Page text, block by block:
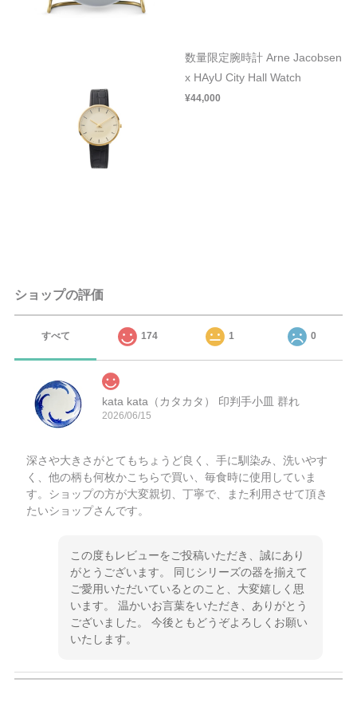
数量限定腕時計 Arne Jacobsen
x HAyU City Hall Watch
¥44,000
ショップの評価
すべて 174 1 0
kata kata（カタカタ） 印判手小皿 群れ
2026/06/15
深さや大きさがとてもちょうど良く、手に馴染み、洗いやす
く、他の柄も何枚かこちらで買い、毎食時に使用していま
す。ショップの方が大変親切、丁寧で、また利用させて頂き
たいショップさんです。
この度もレビューをご投稿いただき、誠にあり
がとうございます。 同じシリーズの器を揃えて
ご愛用いただいているとのこと、大変嬉しく思
います。 温かいお言葉をいただき、ありがとう
ございました。 今後ともどうぞよろしくお願い
いたします。